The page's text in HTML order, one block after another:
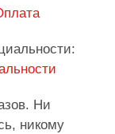
Ни
никому